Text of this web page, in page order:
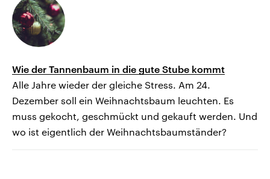
Wie der Tannenbaum in die gute Stube kommt
Alle Jahre wieder der gleiche Stress. Am 24.
Dezember soll ein Weihnachtsbaum leuchten. Es
muss gekocht, geschmückt und gekauft werden. Und
wo ist eigentlich der Weihnachtsbaumständer?